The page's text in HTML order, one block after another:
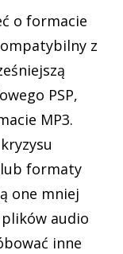
o formacie
z
PSP,
MP3.
lub formaty
one mniej
audio
inne